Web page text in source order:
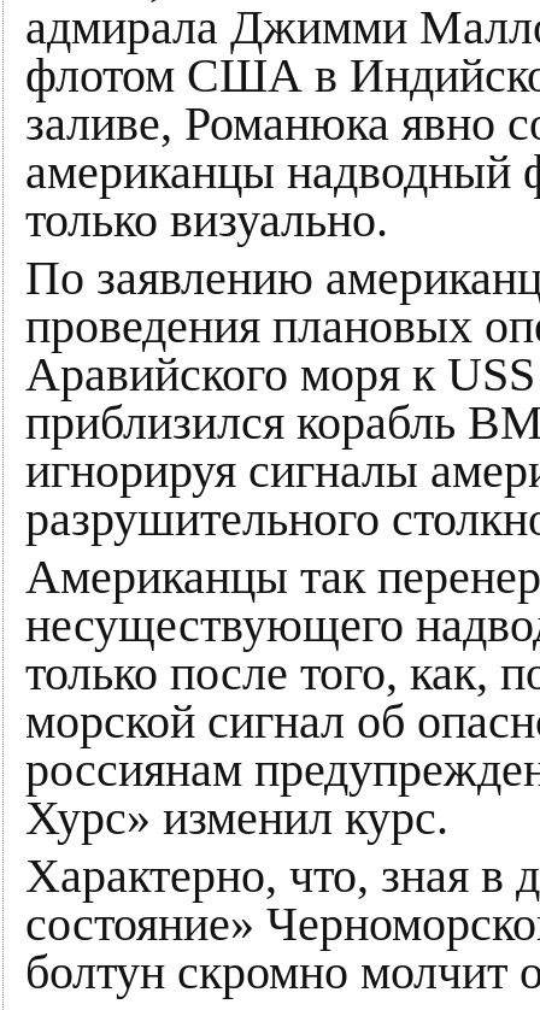
адмирала Джимми
флотом США в
заливе, Романюка явно
американцы
только визуально.
По заявлению
проведения плановых
Аравийского моря к
приблизился корабль
игнорируя сигналы
разрушительного
Американцы так
несуществующего
только после того,
морской сигнал об
россиянам
Хурс» изменил курс.
Характерно, что, зная в
состояние»
болтун скромно молчит